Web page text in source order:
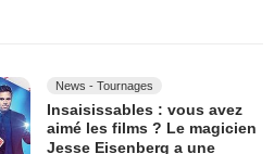
News - Tournages
Insaisissables : vous avez
aimé les films ? Le magicien
Jesse Eisenberg a une